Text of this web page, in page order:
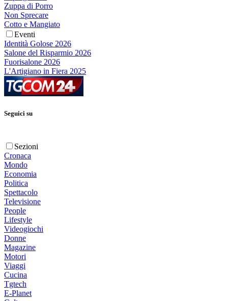
Zuppa di Porro
Non Sprecare
Cotto e Mangiato
Eventi
Identità Golose 2026
Salone del Risparmio 2026
Fuorisalone 2026
L'Artigiano in Fiera 2025
Seguici su
Sezioni
Cronaca
Mondo
Economia
Politica
Spettacolo
Televisione
People
Lifestyle
Videogiochi
Donne
Magazine
Motori
Viaggi
Cucina
Tgtech
E-Planet